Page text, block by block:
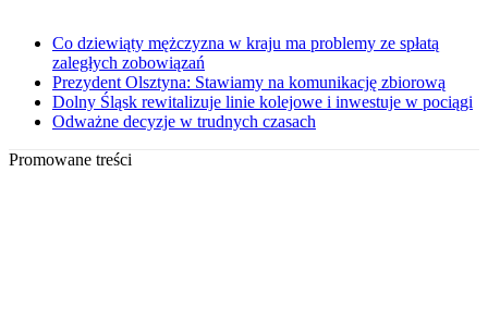
Co dziewiąty mężczyzna w kraju ma problemy ze spłatą
zaległych zobowiązań
Prezydent Olsztyna: Stawiamy na komunikację zbiorową
Dolny Śląsk rewitalizuje linie kolejowe i inwestuje w pociągi
Odważne decyzje w trudnych czasach
Promowane treści